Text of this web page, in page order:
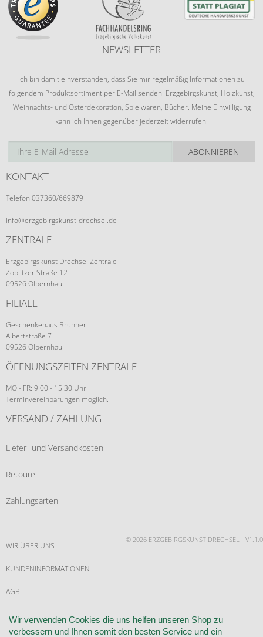
NEWSLETTER
Ich bin damit einverstanden, dass Sie mir regelmäßig Informationen zu
folgendem Produktsortiment per E-Mail senden: Erzgebirgskunst, Holzkunst,
Weihnachts- und Osterdekoration, Spielwaren, Bücher. Meine Einwilligung
kann ich Ihnen gegenüber jederzeit widerrufen.
ABONNIEREN
KONTAKT
Telefon 037360/669879
info@erzgebirgskunst-drechsel.de
ZENTRALE
Erzgebirgskunst Drechsel Zentrale
Zöblitzer Straße 12
09526 Olbernhau
FILIALE
Geschenkehaus Brunner
Albertstraße 7
09526 Olbernhau
ÖFFNUNGSZEITEN ZENTRALE
MO - FR: 9:00 - 15:30 Uhr
Terminvereinbarungen möglich.
VERSAND / ZAHLUNG
Liefer- und Versandkosten
Retoure
Zahlungsarten
© 2026 ERZGEBIRGSKUNST DRECHSEL - V1.1.0
WIR ÜBER UNS
KUNDENINFORMATIONEN
AGB
WIDERRUF
Wir verwenden Cookies die uns helfen unseren Shop zu
verbessern und Ihnen somit den besten Service und ein